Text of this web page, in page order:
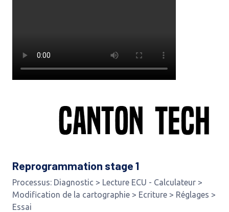
Reprogrammation stage 1
Processus: Diagnostic > Lecture ECU - Calculateur >
Modification de la cartographie > Ecriture > Réglages >
Essai